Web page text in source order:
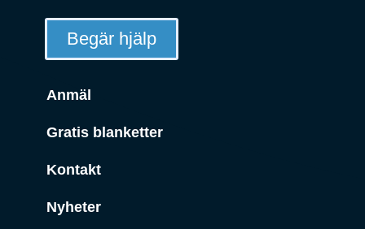
Begär hjälp
Anmäl
Gratis blanketter
Kontakt
Nyheter